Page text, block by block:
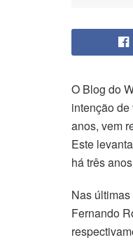
O Blog do
intenção
anos, vem
Este
há três
Nas
Fernando